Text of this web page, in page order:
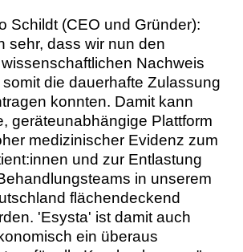
Schildt (CEO und Gründer):
sehr, dass wir nun den
Nachweis
die dauerhafte Zulassung
konnten. Damit kann
geräteunabhängige Plattform
medizinischer Evidenz zum
und zur Entlastung
in unserem
flächendeckend
'Esysta' ist damit auch
ein überaus